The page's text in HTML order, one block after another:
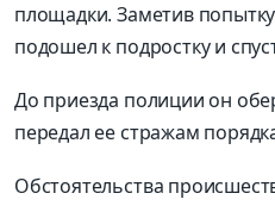
площадки. Заметив
подошел к подростку и
До приезда полиции он
передал ее стражам
Обстоятельства